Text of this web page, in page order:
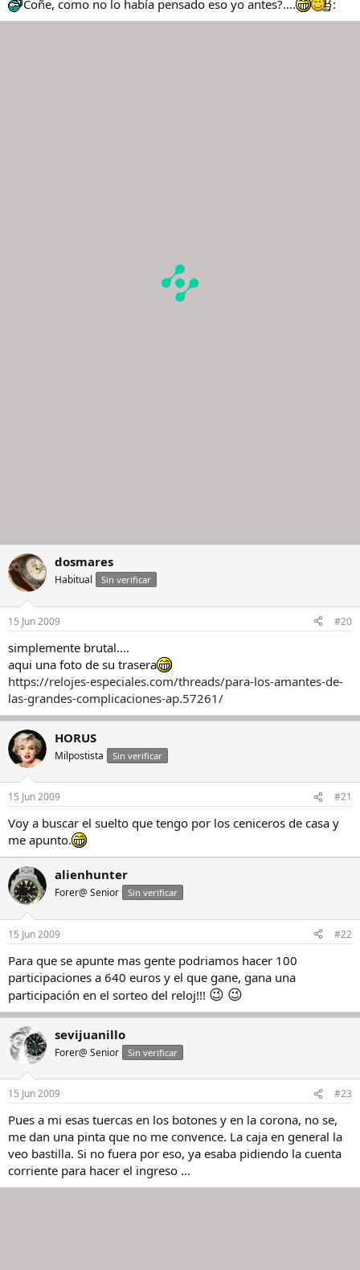
Coñe, como no lo había pensado eso yo antes?.... :
dosmares
Habitual Sin verificar
15 Jun 2009 #20
simplemente brutal....
aqui una foto de su trasera
https://relojes-especiales.com/threads/para-los-amantes-de-
las-grandes-complicaciones-ap.57261/
HORUS
Milpostista Sin verificar
15 Jun 2009 #21
Voy a buscar el suelto que tengo por los ceniceros de casa y
me apunto.
alienhunter
Forer@ Senior Sin verificar
15 Jun 2009 #22
Para que se apunte mas gente podriamos hacer 100
participaciones a 640 euros y el que gane, gana una
participación en el sorteo del reloj!!! 😉 😉
sevijuanillo
Forer@ Senior Sin verificar
15 Jun 2009 #23
Pues a mi esas tuercas en los botones y en la corona, no se,
me dan una pinta que no me convence. La caja en general la
veo bastilla. Si no fuera por eso, ya esaba pidiendo la cuenta
corriente para hacer el ingreso ...